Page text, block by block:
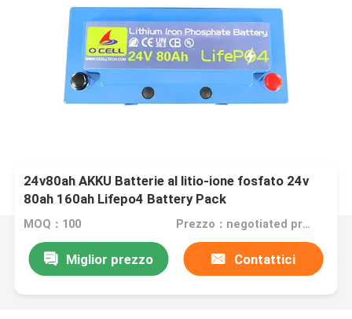
24v80ah AKKU Batterie al litio-ione fosfato 24v
80ah 160ah Lifepo4 Battery Pack
MOQ：100 Prezzo：negotiated price
Miglior prezzo Contattici